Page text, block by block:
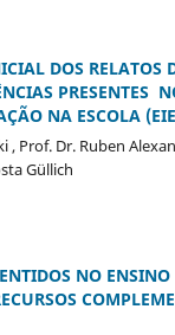
DOS RELATOS
PRESENTES
NA ESCOLA
, Prof. Dr. Ruben
Güllich
NO